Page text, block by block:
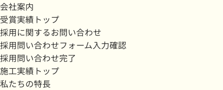
会社案内
受賞実績トップ
採用に関するお問い合わせ
採用問い合わせフォーム入力確認
採用問い合わせ完了
施工実績トップ
私たちの特長